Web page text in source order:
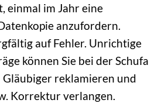
einmal im Jahr eine
anzufordern.
auf Fehler. Unrichtige
können Sie bei der Schufa
reklamieren und
Korrektur verlangen.